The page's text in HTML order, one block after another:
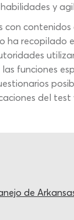
y
ha
funciones
del
de